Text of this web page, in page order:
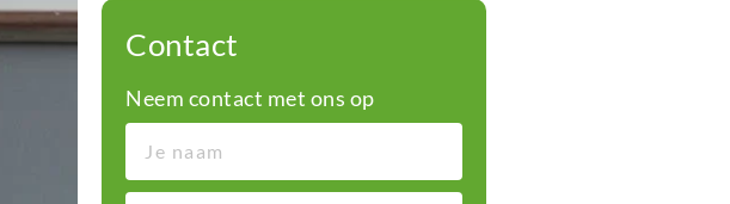
Contact
Neem contact met ons op